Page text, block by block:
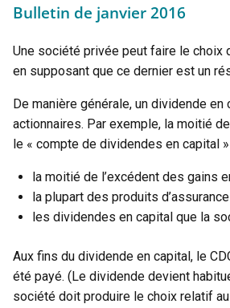
Bulletin de janvier 2016
Une société privée peut faire le choix
en supposant que ce dernier est un
De manière générale, un dividende
actionnaires. Par exemple, la moitié
le « compte de dividendes en capital
la moitié de l’excédent des gains
la plupart des produits
les dividendes en capital que la
Aux fins du dividende en capital, le
été payé. (Le dividende devient
société doit produire le choix relatif